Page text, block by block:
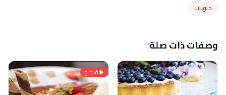
حلويات
وصفات ذات صلة
فيديو